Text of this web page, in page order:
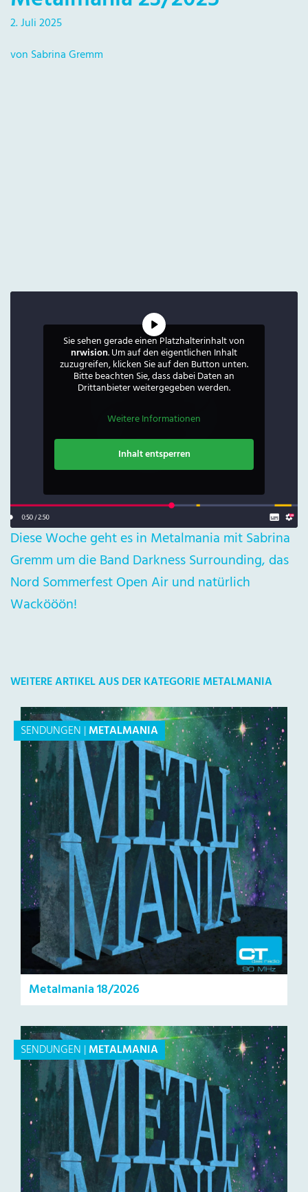
2. Juli 2025
von Sabrina Gremm
Sie sehen gerade einen Platzhalterinhalt von
nrwision. Um auf den eigentlichen Inhalt
zuzugreifen, klicken Sie auf den Button unten.
Bitte beachten Sie, dass dabei Daten an
Drittanbieter weitergegeben werden.
Weitere Informationen
Inhalt entsperren
Diese Woche geht es in Metalmania mit Sabrina
Gremm um die Band Darkness Surrounding, das
Nord Sommerfest Open Air und natürlich
Wackööön!
WEITERE ARTIKEL AUS DER KATEGORIE METALMANIA
SENDUNGEN |METALMANIA
Metalmania 18/2026
SENDUNGEN |METALMANIA